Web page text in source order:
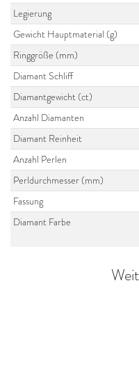
Legierung
Gewicht Hauptmaterial (g)
Ringgröße (mm)
Diamant Schliff
Diamantgewicht (ct)
Anzahl Diamanten
Diamant Reinheit
Anzahl Perlen
Perldurchmesser (mm)
Fassung
Diamant Farbe